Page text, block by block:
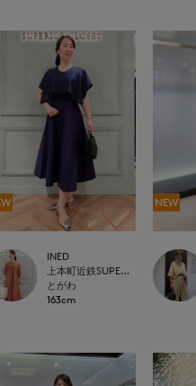
INED
上本町近鉄SUPERIORCLOSET
とがわ
163cm
NEW